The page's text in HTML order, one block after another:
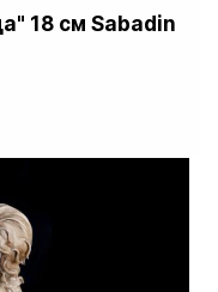
18 см Sabadin